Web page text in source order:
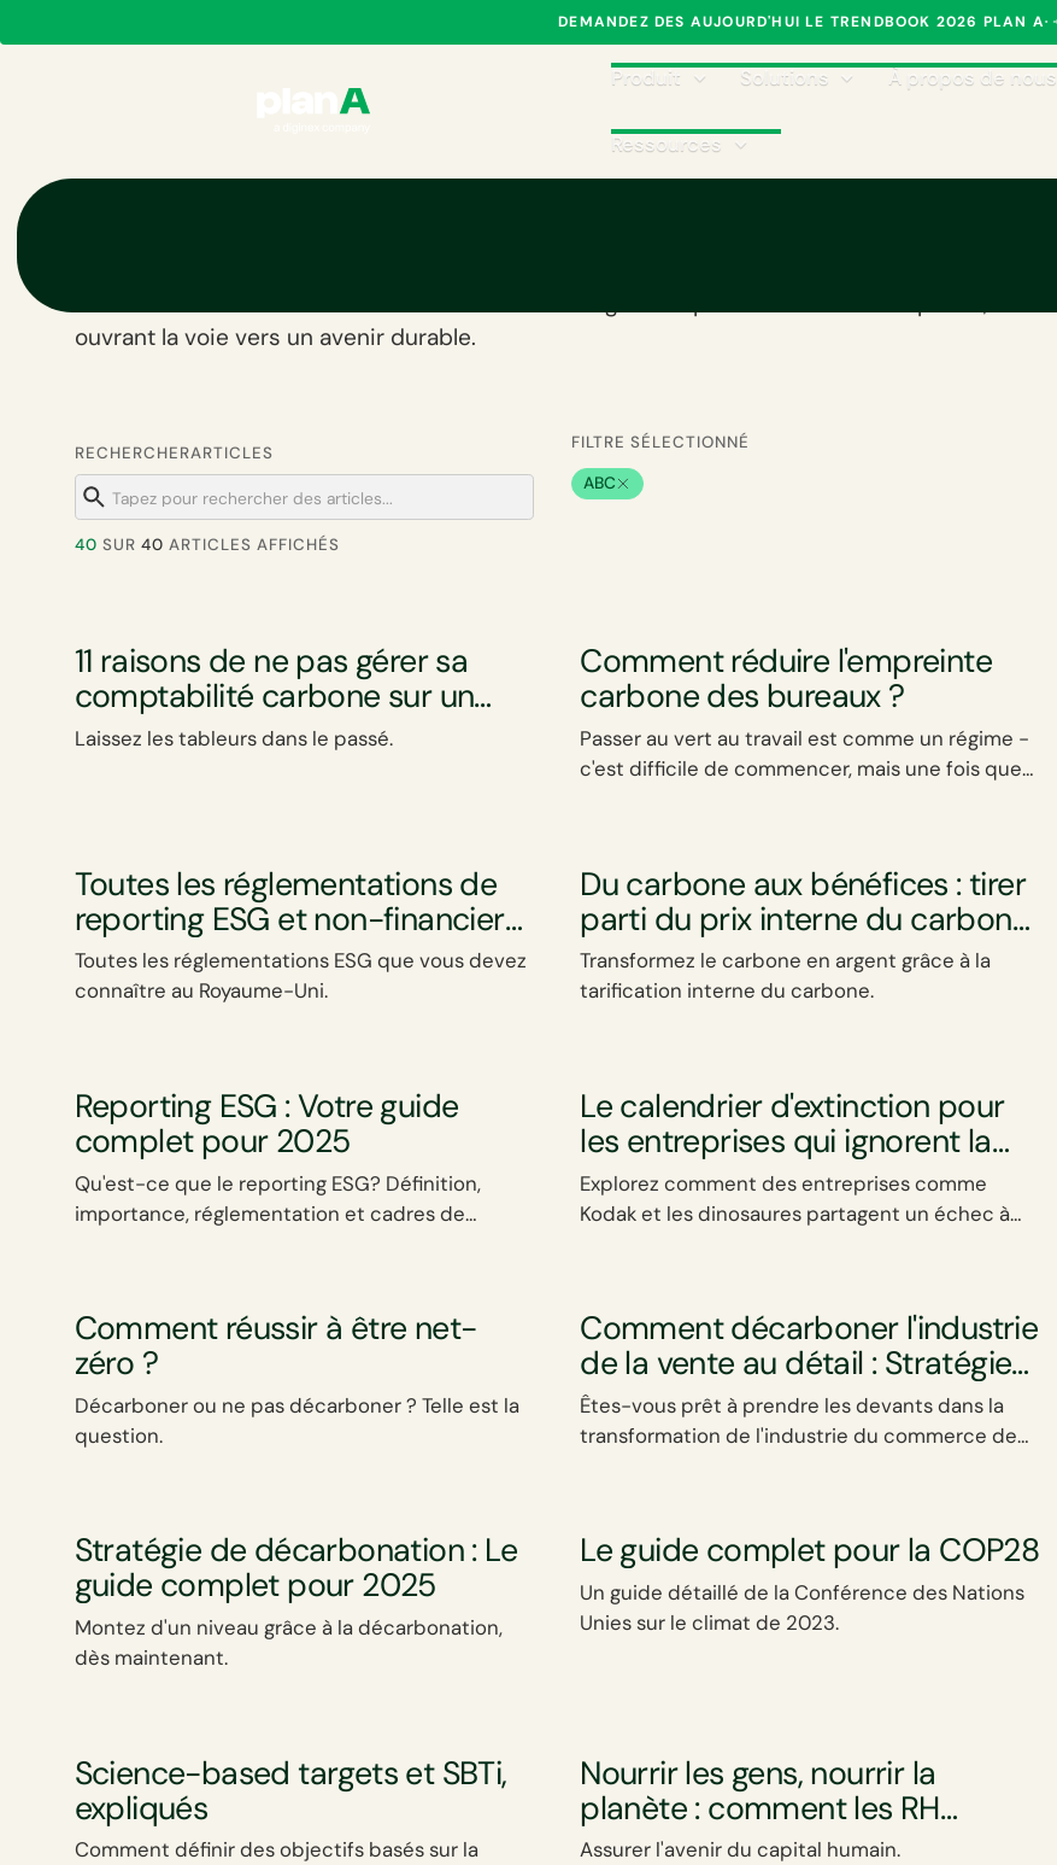
DEMANDEZ DES AUJOURD'HUI LE TRENDBOOK 2026 PLAN A
Produit Solutions À propos de nous
Ressources
ouvrant la voie vers un avenir durable.
RECHERCHERARTICLES
FILTRE SÉLECTIONNÉ
ABC
40 SUR 40 ARTICLES AFFICHÉS
11 raisons de ne pas gérer sa
comptabilité carbone sur un
tableur
Laissez les tableurs dans le passé.
Comment réduire l'empreinte
carbone des bureaux ?
Passer au vert au travail est comme un régime -
c'est difficile de commencer, mais une fois que
Toutes les réglementations de
reporting ESG et non-financier
au Royaume-Uni
Toutes les réglementations ESG que vous devez
connaître au Royaume-Uni.
Du carbone aux bénéfices : tirer
parti du prix interne du carbone
pour la croissance des
entreprises
Transformez le carbone en argent grâce à la
tarification interne du carbone.
Reporting ESG : Votre guide
complet pour 2025
Qu'est-ce que le reporting ESG? Définition,
importance, réglementation et cadres de
Le calendrier d'extinction pour
les entreprises qui ignorent la
transition verte
Explorez comment des entreprises comme
Kodak et les dinosaures partagent un échec à
Comment réussir à être net-
zéro ?
Décarboner ou ne pas décarboner ? Telle est la
question.
Comment décarboner l'industrie
de la vente au détail : Stratégies
pour une transformation
durable
Êtes-vous prêt à prendre les devants dans la
transformation de l'industrie du commerce de
Stratégie de décarbonation : Le
guide complet pour 2025
Montez d'un niveau grâce à la décarbonation,
dès maintenant.
Le guide complet pour la COP28
Un guide détaillé de la Conférence des Nations
Unies sur le climat de 2023.
Science-based targets et SBTi,
expliqués
Comment définir des objectifs basés sur la
Nourrir les gens, nourrir la
planète : comment les RH
favorisent le développement
Assurer l'avenir du capital humain.